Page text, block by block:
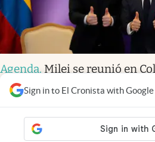
Sign in to El Cronista with Google
Agenda. Milei se reunió en
de la Espriella antes de su